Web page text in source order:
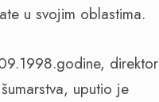
u svojim oblastima.
direktor
uputio je